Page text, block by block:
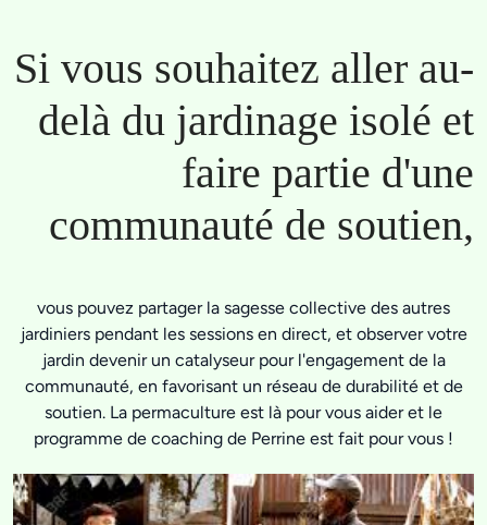
Si vous souhaitez aller au-
delà du jardinage isolé et
faire partie d'une
communauté de soutien,
vous pouvez partager la sagesse collective des autres
jardiniers pendant les sessions en direct, et observer votre
jardin devenir un catalyseur pour l'engagement de la
communauté, en favorisant un réseau de durabilité et de
soutien. La permaculture est là pour vous aider et le
programme de coaching de Perrine est fait pour vous !